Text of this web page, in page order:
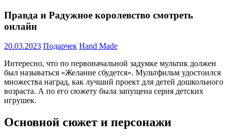
Правда и Радужное королевство смотреть
онлайн
20.03.2023 Подарчек Hand Made
Интересно, что по первоначальной задумке мультик должен
был называться «Желание сбудется». Мультфильм удостоился
множества наград, как лучший проект для детей дошкольного
возраста. А по его сюжету была запущена серия детских
игрушек.
Основной сюжет и персонажи